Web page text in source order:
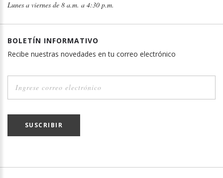
Lunes a viernes de 8 a.m. a 4:30 p.m.
BOLETÍN INFORMATIVO
Recibe nuestras novedades en tu correo electrónico
SUSCRIBIR